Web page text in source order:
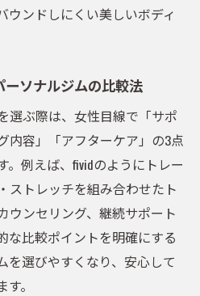
ウンドしにくい美しいボディ
ソナルジムの比較法
選ぶ際は、女性目線で「サポ
内容」「アフターケア」の3点
。例えば、fividのようにトレー
ストレッチを組み合わせたト
ウンセリング、継続サポート
な比較ポイントを明確にする
を選びやすくなり、安心して
。